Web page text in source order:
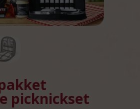
picknickset